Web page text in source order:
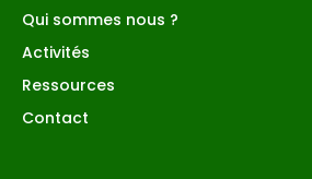
Qui sommes nous ?
Activités
Ressources
Contact